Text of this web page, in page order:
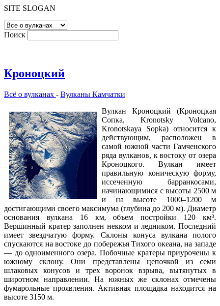
SITE SLOGAN
Поиск
Кроноцкий
Всё о вулканах - Вулканы Камчатки
Вулкан Кроноцкий (Кроноцкая
Сопка, Kronotsky Volcano,
Kronotskaya Sopka) относится к
действующим, расположен в
самой южной части Гамченского
ряда вулканов, к востоку от озера
Кроноцкого. Вулкан имеет
правильную коническую форму,
иссеченную барранкосами,
начинающимися с высоты 2500 м
и на высоте 1000–1200 м
достигающими своего максимума (глубина до 200 м). Диаметр
основания вулкана 16 км, объем постройки 120 км³.
Вершинный кратер заполнен некком и ледником. Последний
имеет звездчатую форму. Склоны конуса вулкана полого
спускаются на востоке до побережья Тихого океана, на западе
— до одноименного озера. Побочные кратеры приурочены к
южному склону. Они представлены цепочкой из семи
шлаковых конусов и трех воронок взрыва, вытянутых в
широтном направлении. На южных же склонах отмечены
фумарольные проявления. Активная площадка находится на
высоте 3150 м.